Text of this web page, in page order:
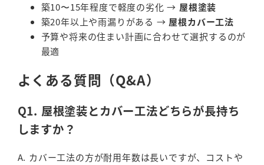
築10〜15年程度で軽度の劣化 → 屋根塗装
築20年以上や雨漏りがある → 屋根カバー工法
予算や将来の住まい計画に合わせて選択するのが
最適
よくある質問（Q&A）
Q1. 屋根塗装とカバー工法どちらが長持ち
しますか？
A. カバー工法の方が耐用年数は長いですが、コストや